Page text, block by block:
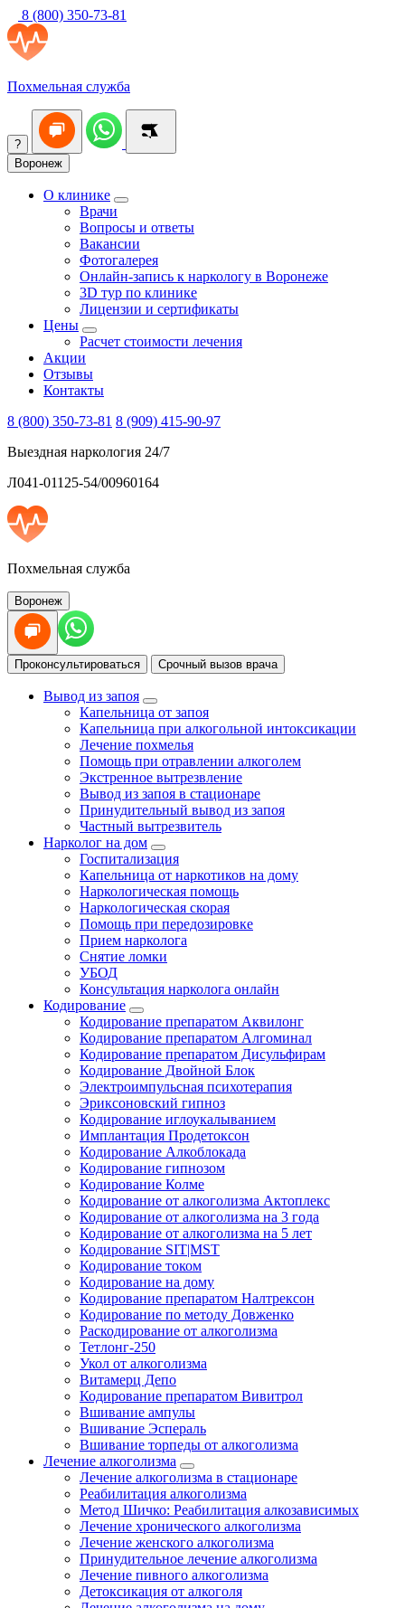
8 (800) 350-73-81
Похмельная служба
?
Воронеж
О клинике
Врачи
Вопросы и ответы
Вакансии
Фотогалерея
Онлайн-запись к наркологу в Воронеже
3D тур по клинике
Лицензии и сертификаты
Цены
Расчет стоимости лечения
Акции
Отзывы
Контакты
8 (800) 350-73-81 8 (909) 415-90-97
Выездная наркология 24/7
Л041-01125-54/00960164
Похмельная служба
Воронеж
Проконсультироваться Срочный вызов врача
Вывод из запоя
Капельница от запоя
Капельница при алкогольной интоксикации
Лечение похмелья
Помощь при отравлении алкоголем
Экстренное вытрезвление
Вывод из запоя в стационаре
Принудительный вывод из запоя
Частный вытрезвитель
Нарколог на дом
Госпитализация
Капельница от наркотиков на дому
Наркологическая помощь
Наркологическая скорая
Помощь при передозировке
Прием нарколога
Снятие ломки
УБОД
Консультация нарколога онлайн
Кодирование
Кодирование препаратом Аквилонг
Кодирование препаратом Алгоминал
Кодирование препаратом Дисульфирам
Кодирование Двойной Блок
Электроимпульсная психотерапия
Эриксоновский гипноз
Кодирование иглоукалыванием
Имплантация Продетоксон
Кодирование Алкоблокада
Кодирование гипнозом
Кодирование Колме
Кодирование от алкоголизма Актоплекс
Кодирование от алкоголизма на 3 года
Кодирование от алкоголизма на 5 лет
Кодирование SIT|MST
Кодирование током
Кодирование на дому
Кодирование препаратом Налтрексон
Кодирование по методу Довженко
Раскодирование от алкоголизма
Тетлонг-250
Укол от алкоголизма
Витамерц Депо
Кодирование препаратом Вивитрол
Вшивание ампулы
Вшивание Эспераль
Вшивание торпеды от алкоголизма
Лечение алкоголизма
Лечение алкоголизма в стационаре
Реабилитация алкоголизма
Метод Шичко: Реабилитация алкозависимых
Лечение хронического алкоголизма
Лечение женского алкоголизма
Принудительное лечение алкоголизма
Лечение пивного алкоголизма
Детоксикация от алкоголя